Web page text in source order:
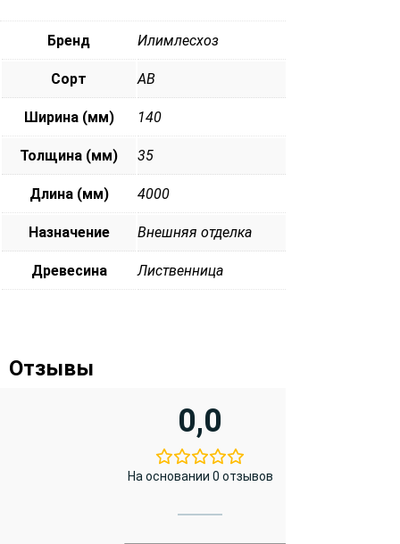
Бренд Илимлесхоз
Сорт АВ
Ширина (мм) 140
Толщина (мм) 35
Длина (мм) 4000
Назначение Внешняя отделка
Древесина Лиственница
Отзывы
0,0
На основании 0 отзывов